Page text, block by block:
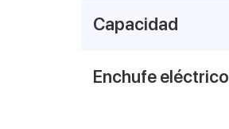
Capacidad
Enchufe eléctrico